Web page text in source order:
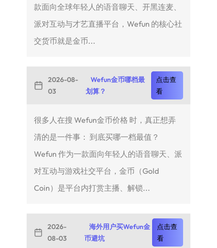
款面向全球年轻人的语音聊天、开黑连麦、
派对互动与才艺直播平台，Wefun 的核心社
交货币就是金币...
2026-08-
03
Wefun金币哪档最
划算？
点击查
看
很多人在搜 Wefun金币价格 时，真正想弄
清的是一件事： 到底买哪一档最值？
Wefun 作为一款面向年轻人的语音聊天、派
对互动与游戏社交平台，金币（Gold
Coin）是平台内打赏主播、解锁...
2026-
08-03
海外用户买Wefun金
币避坑
点击查
看